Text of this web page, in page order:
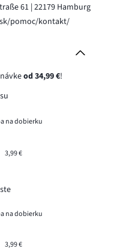
61 | 22179 Hamburg
pomoc/kontakt/
od 34,99 €!
na dobierku
3,99 €
na dobierku
3,99 €